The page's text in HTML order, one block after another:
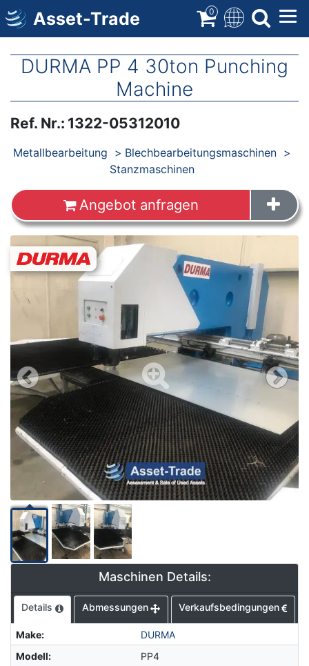
Direkt
zum
Inhalt
Asset-Trade 0
DURMA PP 4 30ton Punching
Machine
Ref. Nr.: 1322-05312010
Produkte
Metallbearbeitung
Blechbearbeitungsmaschinen
Stanzmaschinen
Angebot anfragen
Maschinen Details:
Details Abmessungen Verkaufsbedingungen
Make:
DURMA
Modell:
PP4